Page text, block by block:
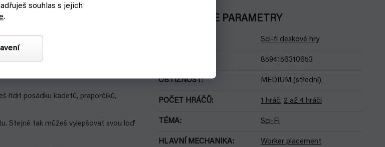
souhlas s jejich
.
řídit posádku kadetů, praporčíků,
Stejně tak můžeš vylepšovat svou loď
DOPLŇKOVÉ PARAMETRY
Sci-fi deskové hry
8594156310653
OBTÍŽNOST: MEDIUM (střední)
POČET HRÁČŮ: 1 hráč, 2 až 4 hráči
TÉMA: Sci-Fi
HLAVNÍ MECHANIKA: Worker placement